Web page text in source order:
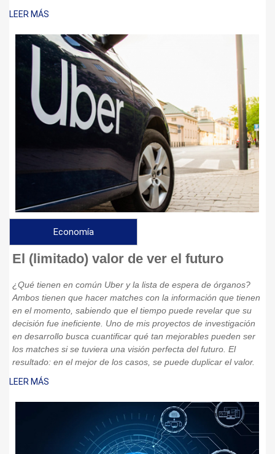
LEER MÁS
Economía
El (limitado) valor de ver el futuro
¿Qué tienen en común Uber y la lista de espera de órganos?
Ambos tienen que hacer matches con la información que tienen
en el momento, sabiendo que el tiempo puede revelar que su
decisión fue ineficiente. Uno de mis proyectos de investigación
en desarrollo busca cuantificar qué tan mejorables pueden ser
los matches si se tuviera una visión perfecta del futuro. El
resultado: en el mejor de los casos, se puede duplicar el valor.
LEER MÁS